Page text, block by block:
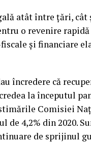
atât între ţări, cât
o revenire
şi financiare
încredere că
la începutul
Comisiei
de 4,2% din 2020.
de sprijinul